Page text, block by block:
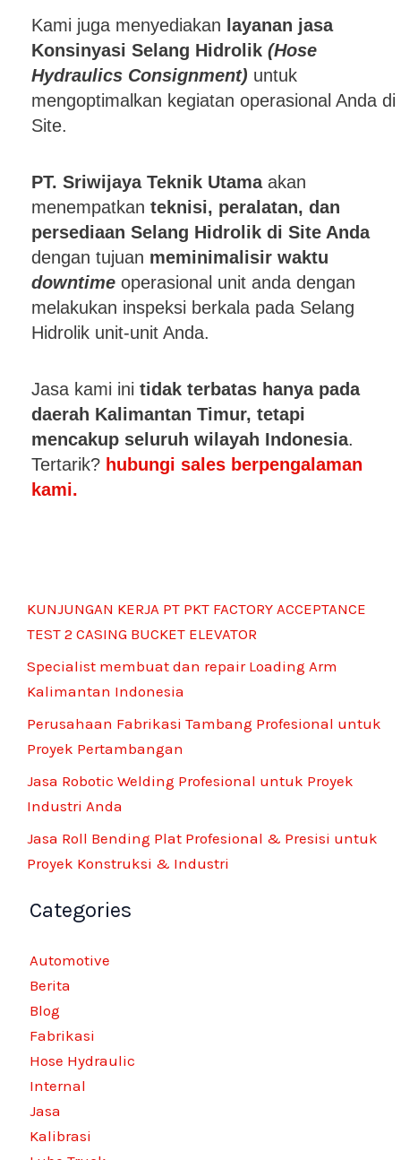
Kami juga menyediakan layanan jasa
Konsinyasi Selang Hidrolik (Hose
Hydraulics Consignment) untuk
mengoptimalkan kegiatan operasional Anda di
Site.
PT. Sriwijaya Teknik Utamaakan
menempatkan teknisi, peralatan, dan
persediaan Selang Hidrolik di Site Anda
dengan tujuan meminimalisir waktu
downtime operasional unit anda dengan
melakukan inspeksi berkala pada Selang
Hidrolik unit-unit Anda.
Jasa kami ini tidak terbatas hanya pada
daerah Kalimantan Timur, tetapi
mencakup seluruh wilayah Indonesia.
Tertarik? hubungi sales berpengalaman
kami.
KUNJUNGAN KERJA PT PKT FACTORY ACCEPTANCE
TEST 2 CASING BUCKET ELEVATOR
Specialist membuat dan repair Loading Arm
Kalimantan Indonesia
Perusahaan Fabrikasi Tambang Profesional untuk
Proyek Pertambangan
Jasa Robotic Welding Profesional untuk Proyek
Industri Anda
Jasa Roll Bending Plat Profesional & Presisi untuk
Proyek Konstruksi & Industri
Categories
Automotive
Berita
Blog
Fabrikasi
Hose Hydraulic
Internal
Jasa
Kalibrasi